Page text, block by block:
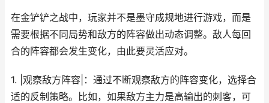
在金铲铲之战中，玩家并不是墨守成规地进行游戏，而是
需要根据不同局势和敌方的阵容做出动态调整。敌人每回
合的阵容都会发生变化，由此要灵活应对。
1. |观察敌方阵容|：通过不断观察敌方的阵容变化，选择合
适的反制策略。比如，如果敌方主力是高输出的刺客，可